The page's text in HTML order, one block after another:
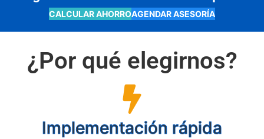
CALCULAR AHORROAGENDAR ASESORÍA
¿Por qué elegirnos?
Implementación rápida